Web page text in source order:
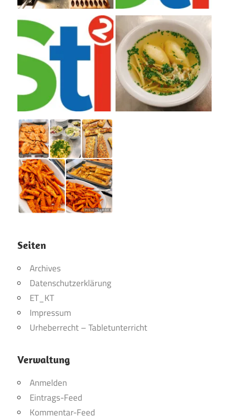
Seiten
Archives
Datenschutzerklärung
ET_KT
Impressum
Urheberrecht – Tabletunterricht
Verwaltung
Anmelden
Eintrags-Feed
Kommentar-Feed